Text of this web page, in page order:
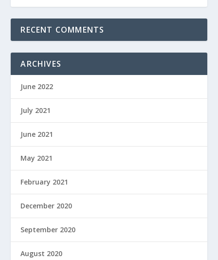
RECENT COMMENTS
ARCHIVES
June 2022
July 2021
June 2021
May 2021
February 2021
December 2020
September 2020
August 2020